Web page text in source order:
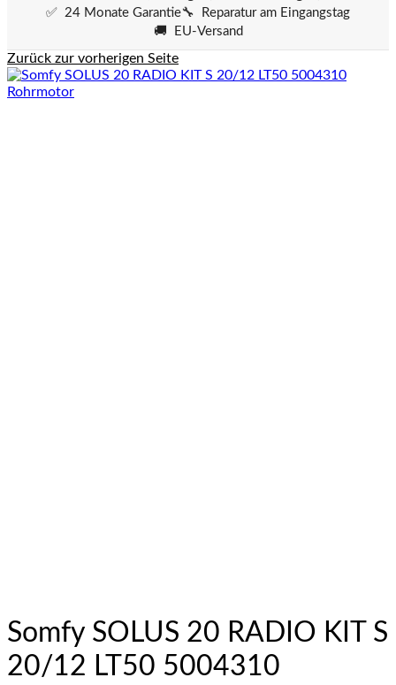
✅ 24 Monate Garantie🔧 Reparatur am Eingangstag
🚚 EU-Versand
Zurück zur vorherigen Seite
Somfy SOLUS 20 RADIO KIT S
20/12 LT50 5004310